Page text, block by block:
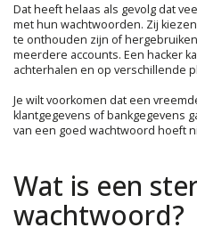
Dat heeft helaas als gevolg dat
met hun wachtwoorden. Zij
te onthouden zijn of
meerdere accounts. Een hacker
achterhalen en op verschillende
Je wilt voorkomen dat een
klantgegevens of bankgegevens
van een goed wachtwoord hoeft
Wat is een
wachtwoord?